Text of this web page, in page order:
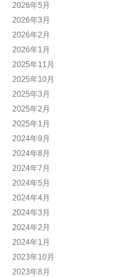
2026年5月
2026年3月
2026年2月
2026年1月
2025年11月
2025年10月
2025年3月
2025年2月
2025年1月
2024年9月
2024年8月
2024年7月
2024年5月
2024年4月
2024年3月
2024年2月
2024年1月
2023年10月
2023年8月